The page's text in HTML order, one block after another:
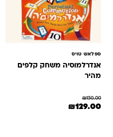
ספלאש טויס
אנדרלמוסיה משחק קלפים
מהיר
₪150.00
המחיר המקורי היה: ₪150.00.
₪129.00